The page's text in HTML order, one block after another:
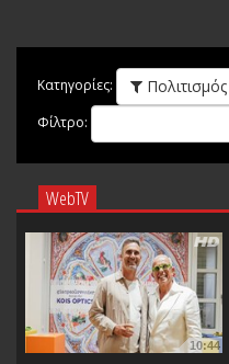
Κατηγορίες: Πολιτισμός
Φίλτρο:
WebTV
10:44